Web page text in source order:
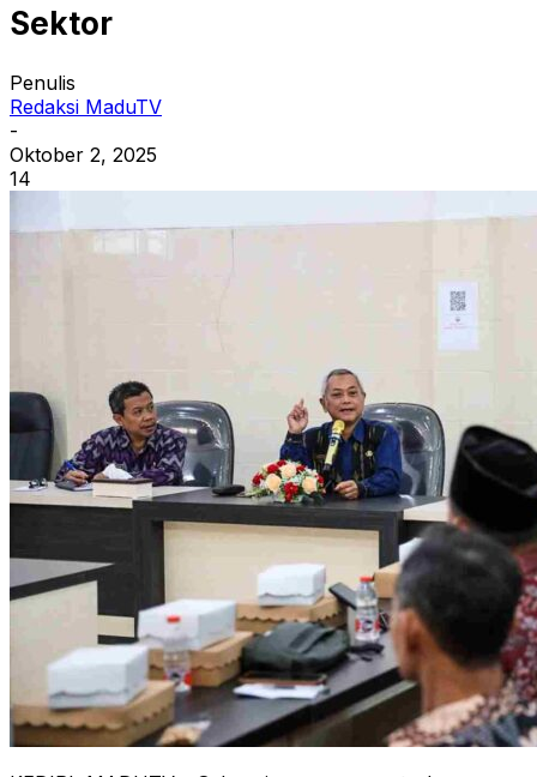
Sektor
Penulis
Redaksi MaduTV
-
Oktober 2, 2025
14